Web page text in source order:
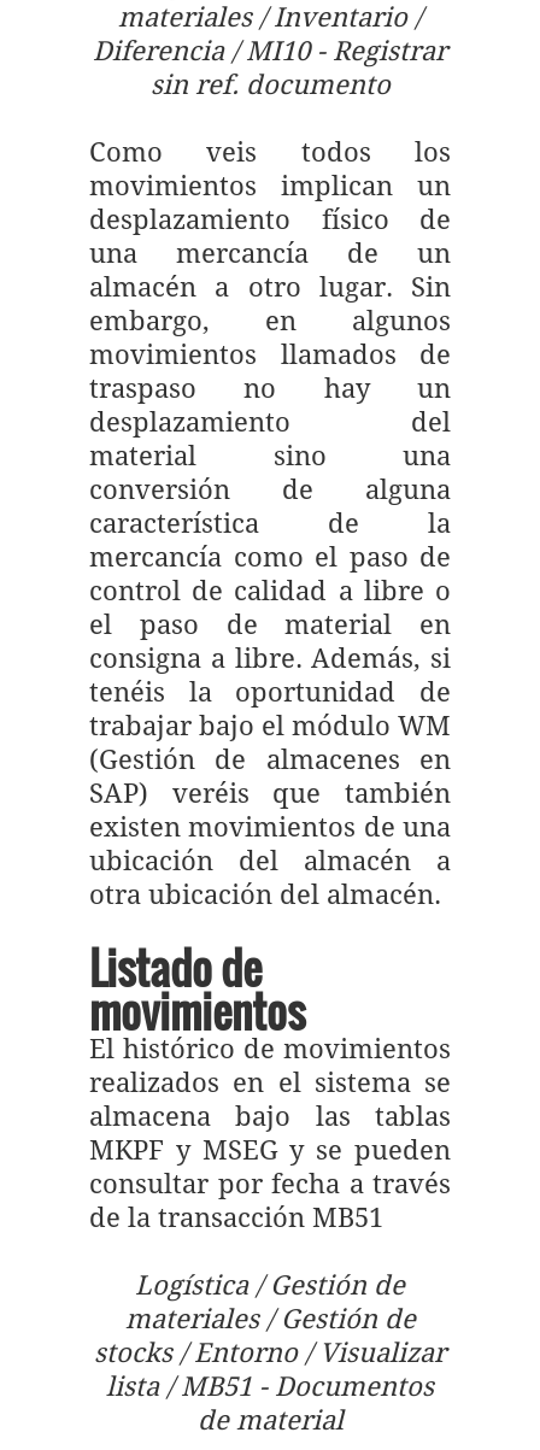
materiales / Inventario /
Diferencia / MI10 - Registrar
sin ref. documento
Como veis todos los
movimientos implican un
desplazamiento físico de
una mercancía de un
almacén a otro lugar. Sin
embargo, en algunos
movimientos llamados de
traspaso no hay un
desplazamiento del
material sino una
conversión de alguna
característica de la
mercancía como el paso de
control de calidad a libre o
el paso de material en
consigna a libre. Además, si
tenéis la oportunidad de
trabajar bajo el módulo WM
(Gestión de almacenes en
SAP) veréis que también
existen movimientos de una
ubicación del almacén a
otra ubicación del almacén.
Listado de
movimientos
El histórico de movimientos
realizados en el sistema se
almacena bajo las tablas
MKPF y MSEG y se pueden
consultar por fecha a través
de la transacción MB51
Logística / Gestión de
materiales / Gestión de
stocks / Entorno / Visualizar
lista / MB51 - Documentos
de material